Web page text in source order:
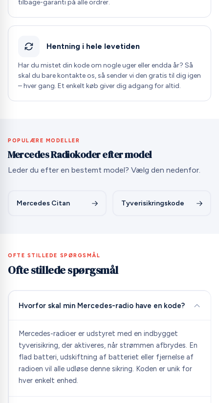
tilbage-garanti på alle ordrer.
Hentning i hele levetiden
Har du mistet din kode om nogle uger eller endda år? Så
skal du bare kontakte os, så sender vi den gratis til dig igen
– hver gang. Et enkelt køb giver dig adgang for altid.
POPULÆRE MODELLER
Mercedes Radiokoder efter model
Leder du efter en bestemt model? Vælg den nedenfor.
Mercedes Citan Tyverisikringskode
OFTE STILLEDE SPØRGSMÅL
Ofte stillede spørgsmål
Hvorfor skal min Mercedes-radio have en kode?
Mercedes-radioer er udstyret med en indbygget
tyverisikring, der aktiveres, når strømmen afbrydes. En
flad batteri, udskiftning af batteriet eller fjernelse af
radioen vil alle udløse denne sikring. Koden er unik for
hver enkelt enhed.